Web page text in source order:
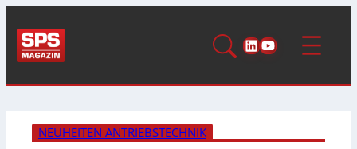
LinkedIn
YouTube
NEUHEITEN ANTRIEBSTECHNIK